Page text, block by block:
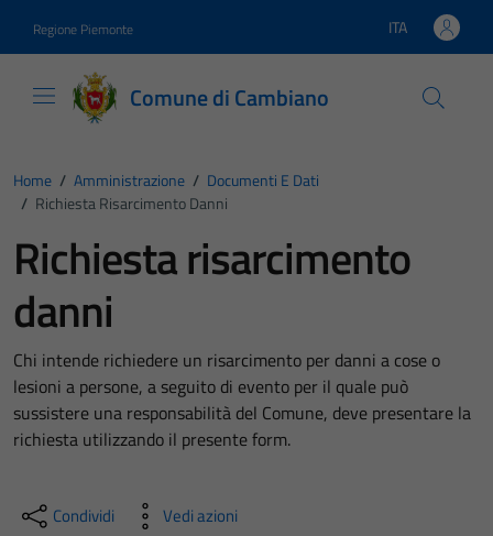
Regione Piemonte Lingua attiva:
ITA
Comune di Cambiano
Home / Amministrazione / Documenti E Dati
/ Richiesta Risarcimento Danni
Richiesta risarcimento
danni
Chi intende richiedere un risarcimento per danni a cose o
lesioni a persone, a seguito di evento per il quale può
sussistere una responsabilità del Comune, deve presentare la
richiesta utilizzando il presente form.
Condividi Vedi azioni